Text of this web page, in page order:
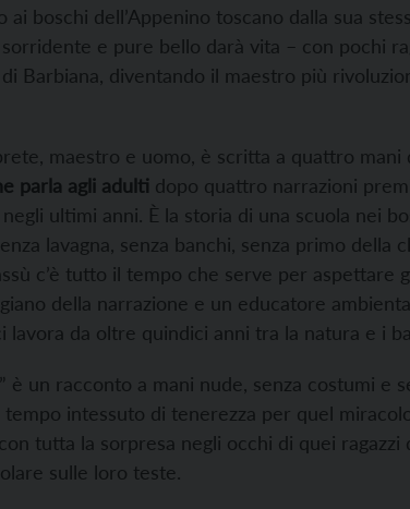
ai boschi dell’Appenino toscano dalla sua
e pure bello darà vita – con pochi
Barbiana, diventando il maestro più
maestro e uomo, è scritta a quattro mani
parla agli adulti dopo quattro narrazioni
ultimi anni. È la storia di una scuola nei
lavagna, senza banchi, senza primo della
c’è tutto il tempo che serve per aspettare
della narrazione e un educatore
lavora da oltre quindici anni tra la natura e i
” è un racconto a mani nude, senza costumi e
tempo intessuto di tenerezza per quel
tutta la sorpresa negli occhi di quei ragazzi
sulle loro teste.